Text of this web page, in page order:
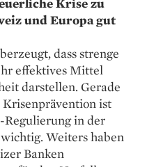
Krise zu
und Europa gut
dass strenge
effektives Mittel
darstellen. Gerade
ist
in der
Weiters haben
Banken